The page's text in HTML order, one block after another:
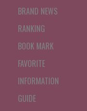
BRAND NEWS
RANKING
BOOK MARK
FAVORITE
INFORMATION
GUIDE